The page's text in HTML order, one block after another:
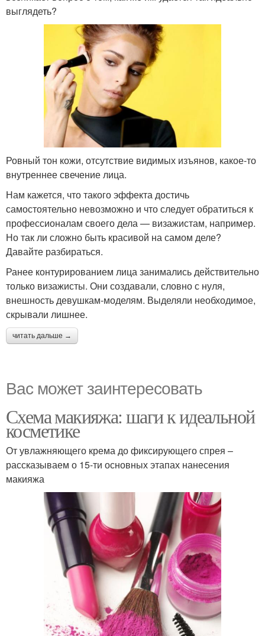
выглядеть?
Ровный тон кожи, отсутствие видимых изъянов, какое-то
внутреннее свечение лица.
Нам кажется, что такого эффекта достичь
самостоятельно невозможно и что следует обратиться к
профессионалам своего дела — визажистам, например.
Но так ли сложно быть красивой на самом деле?
Давайте разбираться.
Ранее контурированием лица занимались действительно
только визажисты. Они создавали, словно с нуля,
внешность девушкам-моделям. Выделяли необходимое,
скрывали лишнее.
читать дальше →
Вас может заинтересовать
Схема макияжа: шаги к идеальной
косметике
От увлажняющего крема до фиксирующего спрея –
рассказываем о 15-ти основных этапах нанесения
макияжа